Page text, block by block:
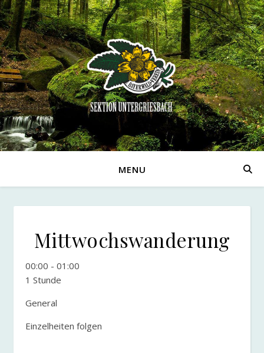
MENU
Mittwochswanderung
00:00 - 01:00
1 Stunde
General
Einzelheiten folgen